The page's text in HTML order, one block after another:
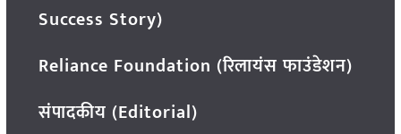
Success Story)
Reliance Foundation (रिलायंस फाउंडेशन)
संपादकीय (Editorial)